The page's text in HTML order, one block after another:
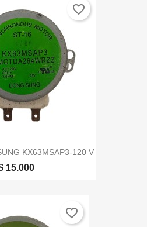
KX63MSAP3-120 V
15.000
favorite_border
favorite_border